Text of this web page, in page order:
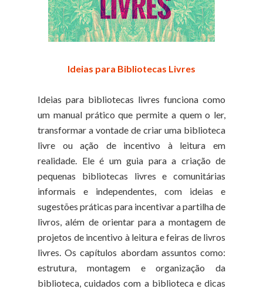
Ideias para Bibliotecas Livres
Ideias para bibliotecas livres funciona como
um manual prático que permite a quem o ler,
transformar a vontade de criar uma biblioteca
livre ou ação de incentivo à leitura em
realidade. Ele é um guia para a criação de
pequenas bibliotecas livres e comunitárias
informais e independentes, com ideias e
sugestões práticas para incentivar a partilha de
livros, além de orientar para a montagem de
projetos de incentivo à leitura e feiras de livros
livres. Os capítulos abordam assuntos como:
estrutura, montagem e organização da
biblioteca, cuidados com a biblioteca e dicas